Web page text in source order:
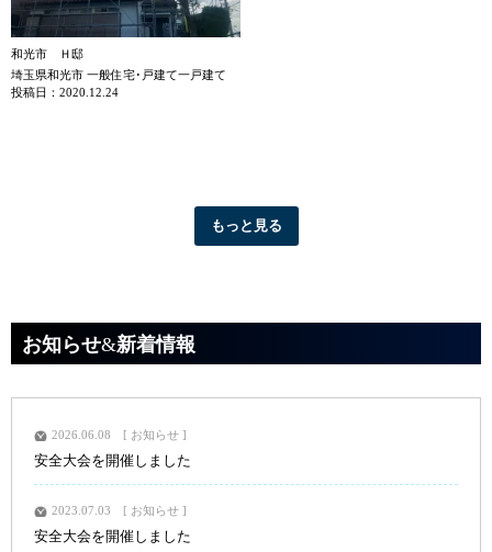
和光市 Ｈ邸
埼玉県和光市 一般住宅･戸建て一戸建て
投稿日：2020.12.24
もっと見る
お知らせ&新着情報
2026.06.08 お知らせ
安全大会を開催しました
2023.07.03 お知らせ
安全大会を開催しました